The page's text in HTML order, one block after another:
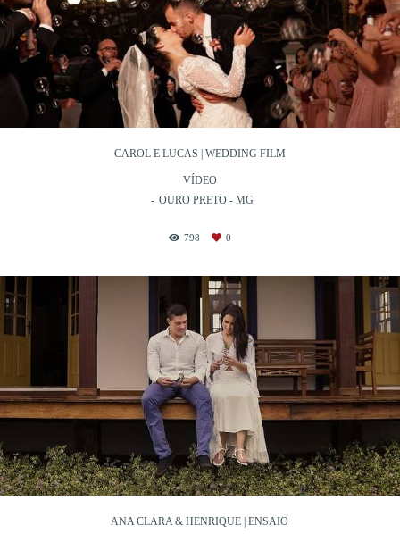
CAROL E LUCAS | WEDDING FILM
VÍDEO
OURO PRETO - MG
798 0
ANA CLARA & HENRIQUE | ENSAIO